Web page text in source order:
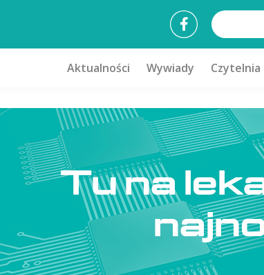
Aktualności Wywiady Czytelnia